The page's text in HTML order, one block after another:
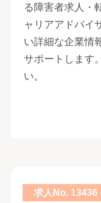
る障害者求人・
ャリアアドバイ
い詳細な企業情
サポートします
い。
求人No. 13436